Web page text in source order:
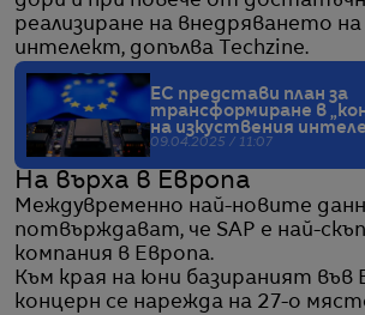
реализиране на внедряването на
интелект, допълва Techzine.
ЕС представи план за
трансформиране в
на изкуствения
09.04.2025 / 11:07
На върха в Европа
Междувременно най-новите
потвърждават, че SAP е най-
компания в Европа.
Към края на юни базираният във
концерн се нарежда на 27-о